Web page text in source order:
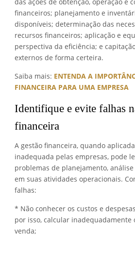
financeiros; planejamento e
disponíveis; determinação das
recursos financeiros; aplicação e
perspectiva da eficiência; e
externos de forma certeira.
Saiba mais: ENTENDA A
FINANCEIRA PARA UMA EMPRESA
Identifique e evite falhas
financeira
A gestão financeira, quando
inadequada pelas empresas, pode
problemas de planejamento,
em suas atividades operacionais.
falhas:
* Não conhecer os custos e
por isso, calcular inadequadamente
venda;